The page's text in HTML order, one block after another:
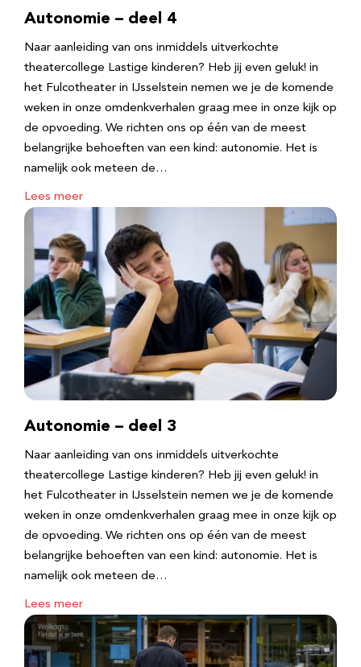
Autonomie – deel 4
Naar aanleiding van ons inmiddels uitverkochte
theatercollege Lastige kinderen? Heb jij even geluk! in
het Fulcotheater in IJsselstein nemen we je de komende
weken in onze omdenkverhalen graag mee in onze kijk op
de opvoeding. We richten ons op één van de meest
belangrijke behoeften van een kind: autonomie. Het is
namelijk ook meteen de…
Lees meer
Autonomie – deel 3
Naar aanleiding van ons inmiddels uitverkochte
theatercollege Lastige kinderen? Heb jij even geluk! in
het Fulcotheater in IJsselstein nemen we je de komende
weken in onze omdenkverhalen graag mee in onze kijk op
de opvoeding. We richten ons op één van de meest
belangrijke behoeften van een kind: autonomie. Het is
namelijk ook meteen de…
Lees meer